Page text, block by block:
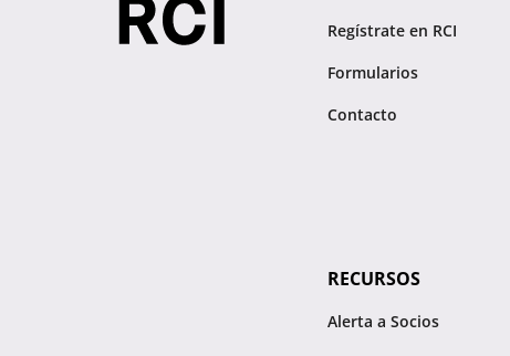
Regístrate en RCI
Formularios
Contacto
RECURSOS
Alerta a Socios